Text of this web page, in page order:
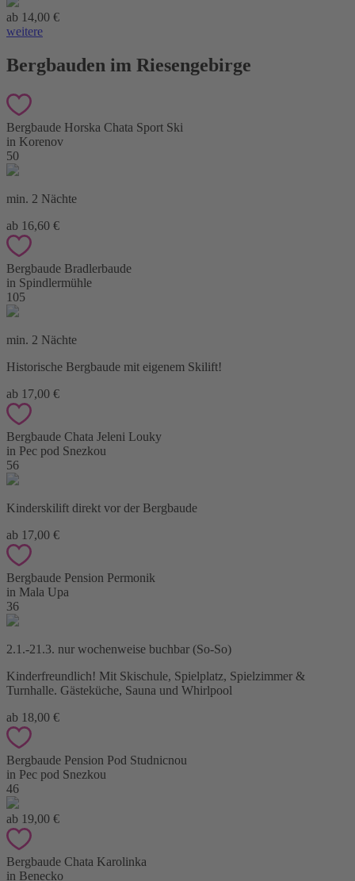
ab 14,00 €
weitere
Bergbauden im Riesengebirge
Bergbaude Horska Chata Sport Ski
in Korenov
50
min. 2 Nächte
ab 16,60 €
Bergbaude Bradlerbaude
in Spindlermühle
105
min. 2 Nächte
Historische Bergbaude mit eigenem Skilift!
ab 17,00 €
Bergbaude Chata Jeleni Louky
in Pec pod Snezkou
56
Kinderskilift direkt vor der Bergbaude
ab 17,00 €
Bergbaude Pension Permonik
in Mala Upa
36
2.1.-21.3. nur wochenweise buchbar (So-So)
Kinderfreundlich! Mit Skischule, Spielplatz, Spielzimmer &
Turnhalle. Gästeküche, Sauna und Whirlpool
ab 18,00 €
Bergbaude Pension Pod Studnicnou
in Pec pod Snezkou
46
ab 19,00 €
Bergbaude Chata Karolinka
in Benecko